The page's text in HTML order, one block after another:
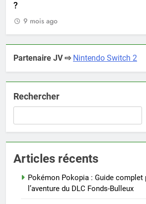
?
9 mois ago
Partenaire JV ⇨ Nintendo Switch 2
Rechercher
Articles récents
Pokémon Pokopia : Guide complet
l’aventure du DLC Fonds-Bulleux